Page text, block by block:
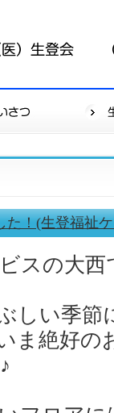
た！(生登福祉
スの大
しい季節
ま絶好の